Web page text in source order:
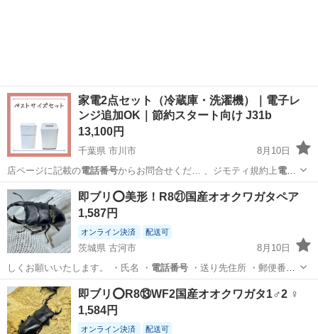
家電2点セット（冷蔵庫・洗濯機）｜電子レ
ンジ追加OK｜節約スタート向け J31b
13,100円
千葉県 市川市
8月10日
店ページに記載の電話番号からお問合せくだ… 、ジモティ規約上電話
番号をメッセージ内に… まう為こちらから電話番号を提示する形に
な…
千葉 市川市 生活家電
即ブリ⭕️美形！R8㉑国産オオクワガタペア
1,587円
オンライン決済 配送可
茨城県 古河市
8月10日
しくお願いいたします。 ・氏名 ・ 電話番号・送り先住所 ・郵便番号
発送の…
茨城 古河市 その他 オオクワガタ
即ブリ⭕️R8⑬WF2国産オオクワガタ1♂2︎︎ ♀
1,584円
オンライン決済 配送可